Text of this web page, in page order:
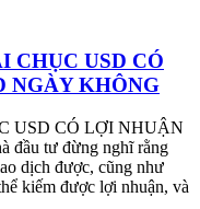
CHỤC USD CÓ
NGÀY KHÔNG
USD CÓ LỢI NHUẬN
tư đừng nghĩ rằng
dịch được, cũng như
kiếm được lợi nhuận, và